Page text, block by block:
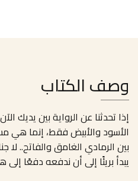
وصف الكتاب
إذا تحدثنا عن الرواية بين يديك
الأسود والأبيض فقط، إنما هي
بين الرمادي الغامق والفاتح.. لا
يبدأ بريئًا إلى أن ندفعه دفعًا